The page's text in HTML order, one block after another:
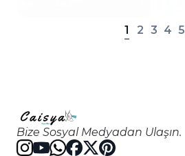
1 2 3 4 5
Bize Sosyal Medyadan Ulaşın.